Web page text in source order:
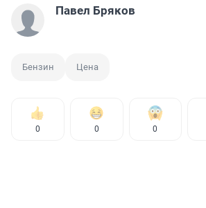
Павел Бряков
Бензин Цена
0 0 0